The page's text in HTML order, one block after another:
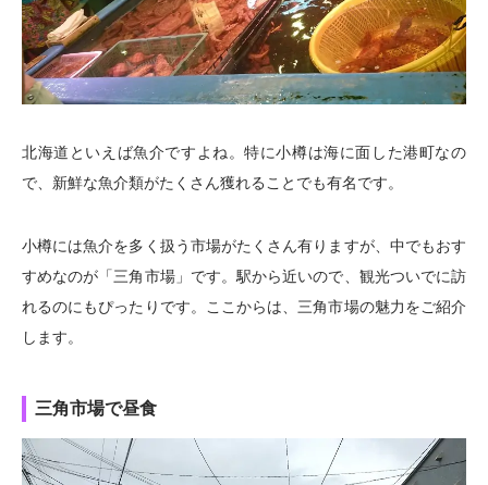
北海道といえば魚介ですよね。特に小樽は海に面した港町なの
で、新鮮な魚介類がたくさん獲れることでも有名です。
小樽には魚介を多く扱う市場がたくさん有りますが、中でもおす
すめなのが「三角市場」です。駅から近いので、観光ついでに訪
れるのにもぴったりです。ここからは、三角市場の魅力をご紹介
します。
三角市場で昼食